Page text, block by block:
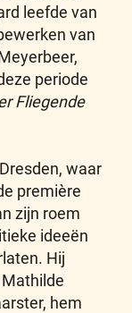
leefde van
van
periode
Fliegende
waar
première
zijn roem
ideeën
Hij
hem